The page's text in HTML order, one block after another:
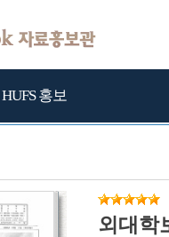
HUFS 홍보
외대학